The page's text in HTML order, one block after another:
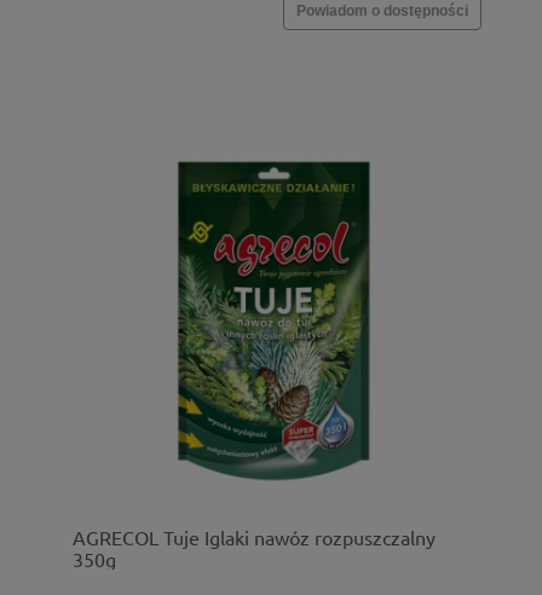
Powiadom o dostępności
AGRECOL Tuje Iglaki nawóz rozpuszczalny
350g